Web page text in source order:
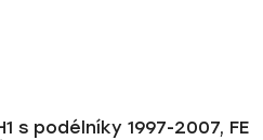
s podélníky 1997-2007, FE